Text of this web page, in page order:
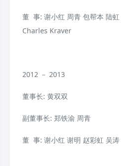
董 事: 谢小红 周青 包帮本 陆虹
Charles Kraver
2012 － 2013
董事长: 黄双双
副董事长: 郑铁渝 周青
董 事: 谢小红 谢明 赵彩虹 吴涛